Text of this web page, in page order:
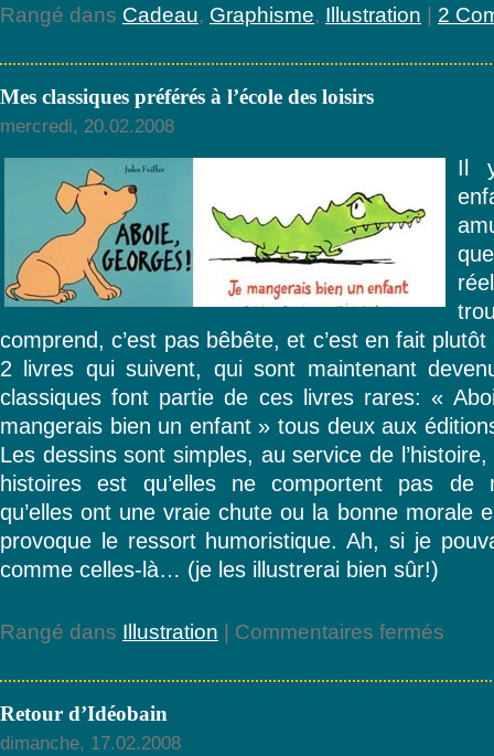
Rangé dans Cadeau, Graphisme, Illustration | 2
Mes classiques préférés à l’école des loisirs
mercredi, 20.02.2008
Il
comprend, c’est pas bêbête, et c’est en fait
2 livres qui suivent, qui sont maintenant
classiques font partie de ces livres rares: «
mangerais bien un enfant » tous deux aux
Les dessins sont simples, au service de
histoires est qu’elles ne comportent pas de
qu’elles ont une vraie chute ou la bonne morale
provoque le ressort humoristique. Ah, si je
comme celles-là… (je les illustrerai bien sûr!)
Rangé dans Illustration | Commentaires fermés
Retour d’Idéobain
dimanche, 17.02.2008